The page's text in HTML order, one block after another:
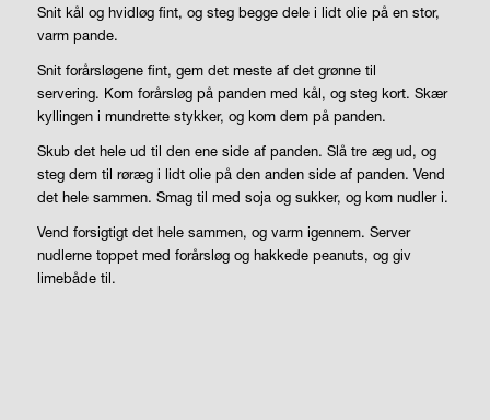
Snit kål og hvidløg fint, og steg begge dele i lidt olie på en stor,
varm pande.
Snit forårsløgene fint, gem det meste af det grønne til
servering. Kom forårsløg på panden med kål, og steg kort. Skær
kyllingen i mundrette stykker, og kom dem på panden.
Skub det hele ud til den ene side af panden. Slå tre æg ud, og
steg dem til røræg i lidt olie på den anden side af panden. Vend
det hele sammen. Smag til med soja og sukker, og kom nudler i.
Vend forsigtigt det hele sammen, og varm igennem. Server
nudlerne toppet med forårsløg og hakkede peanuts, og giv
limebåde til.